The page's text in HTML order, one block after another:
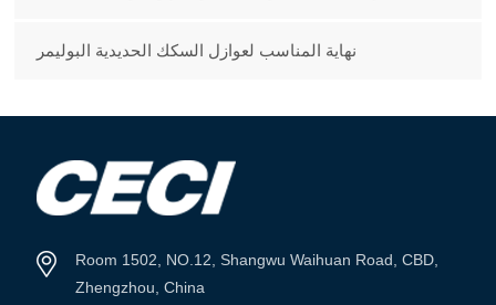
نهاية المناسب لعوازل السكك الحديدية البوليمر
Room 1502, NO.12, Shangwu Waihuan Road, CBD,
Zhengzhou, China